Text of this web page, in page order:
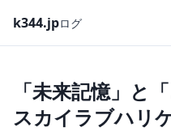
k344.jpログ
「未来記憶」と
スカイラブハリ